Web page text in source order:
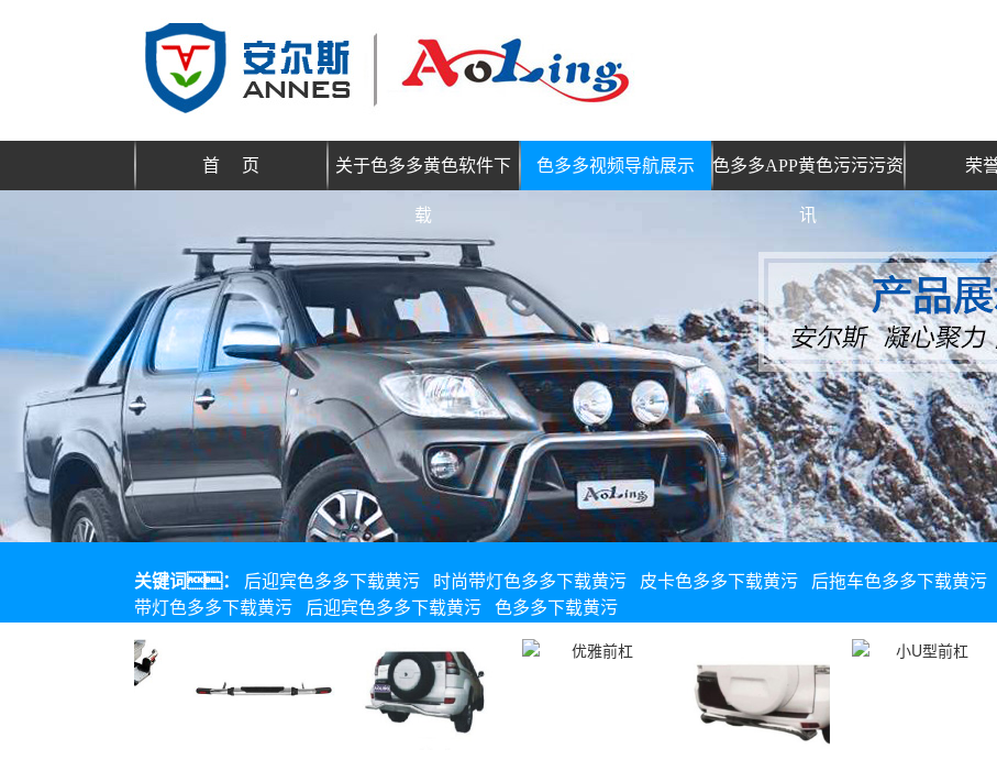
首 页 关于色多多黄色软件下
载
色多多视频导航展示 色多多APP黄色污污污资
讯
荣
关键词： 后迎宾色多多下载黄污 时尚带灯色多多下载黄污 皮卡色多多下载黄污 后拖车色多多下载黄污
带灯色多多下载黄污 后迎宾色多多下载黄污 色多多下载黄污